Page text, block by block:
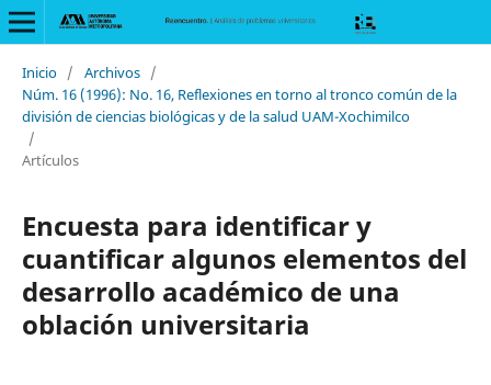
Inicio / Archivos /
Núm. 16 (1996): No. 16, Reflexiones en torno al tronco común de la
división de ciencias biológicas y de la salud UAM-Xochimilco
/
Artículos
Encuesta para identificar y
cuantificar algunos elementos del
desarrollo académico de una
oblación universitaria